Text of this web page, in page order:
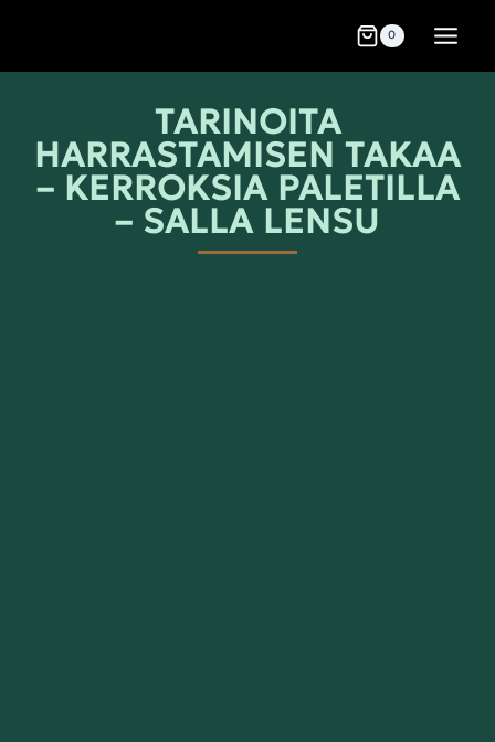
0
TARINOITA
HARRASTAMISEN TAKAA
– KERROKSIA PALETILLA
– SALLA LENSU